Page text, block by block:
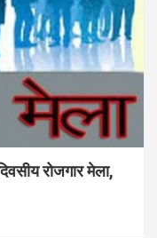
रोजगार मेला,